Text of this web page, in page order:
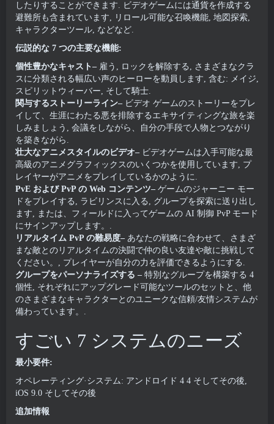
したりすることができます. ビデオゲームには通貨を作成する
避難所も含まれています, リロール可能な召喚機能, 地図探索,
キャラクターツール, などなど.
伝説的な 7 つの主要な機能:
個性豊かなキャスト– 雇う, ロックを解除する, さまざまなクラ
スに分類される幅広い声のヒーローを動員します, 含む: メイジ,
スピリットウィーバー, そして騎士.
関与するストーリーライン– ビデオ ゲームのストーリーをプレ
イして、生涯にわたる悪を排除するエキサイティングな旅を楽
しみましょう, 会議をしながら、自分の手段で人物とつながり
を築きながら.
壮大なアニメスタイルのビデオ– ビデオゲームは入手可能な最
高級のアニメグラフィックスのいくつかを使用しています, プ
レイヤーがアニメをプレイしているかのように.
PvE および PvP の Web コンテンツ– ゲームのジャーニー モー
ドをプレイする, ラビリンスに入る, グループを探索に送り出し
ます, または、フィールドに入ってゲームの AI 制御 PvP モード
にサインアップします。.
リアルタイム PvP の難易度– あなたの戦略に合わせて、さまざ
まな敵とのリアルタイムの決闘で仲の良い友達や敵に挑戦して
ください。, プレイヤーが自分の力を評価できるようにする.
グループをパーソナライズする – 特別なグループを構築する 4
個性, それぞれにアップグレード可能なツールのセットと、他
のさまざまなキャラクターとのユニークな信頼/友情システムが
備わっています。.
すごい 7 システムのニーズ
最小要件:
オペレーティング·システム: アンドロイド 4 4 そしてその後,
iOS 9.0 そしてその後
追加情報